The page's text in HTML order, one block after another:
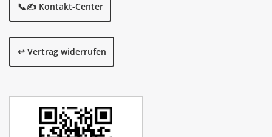
📞✍️ Kontakt-Center
↩️ Vertrag widerrufen